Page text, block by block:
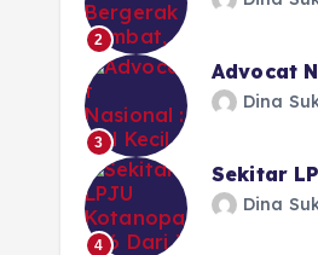
2
3
Advocat
Dina
4
Sekitar
Dina